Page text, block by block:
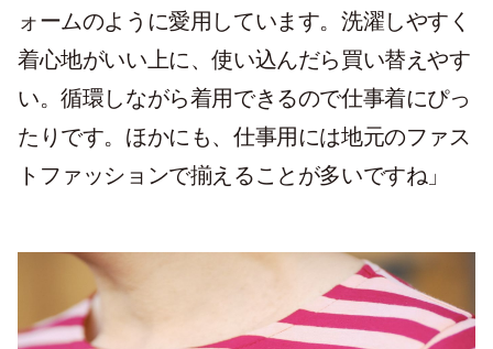
ォームのように愛用しています。洗濯しやすく
着心地がいい上に、使い込んだら買い替えやす
い。循環しながら着用できるので仕事着にぴっ
たりです。ほかにも、仕事用には地元のファス
トファッションで揃えることが多いですね」